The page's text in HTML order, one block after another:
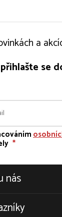
a
se
*
nás